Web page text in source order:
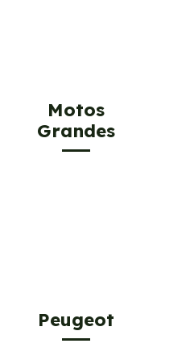
Motos
Grandes
Peugeot